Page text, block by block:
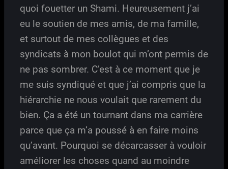
quoi fouetter un Shami. Heureusement j’ai
eu le soutien de mes amis, de ma famille,
et surtout de mes collègues et des
syndicats à mon boulot qui m’ont permis de
ne pas sombrer. C’est à ce moment que je
me suis syndiqué et que j’ai compris que la
hiérarchie ne nous voulait que rarement du
bien. Ça a été un tournant dans ma carrière
parce que ça m’a poussé à en faire moins
qu’avant. Pourquoi se décarcasser à vouloir
améliorer les choses quand au moindre